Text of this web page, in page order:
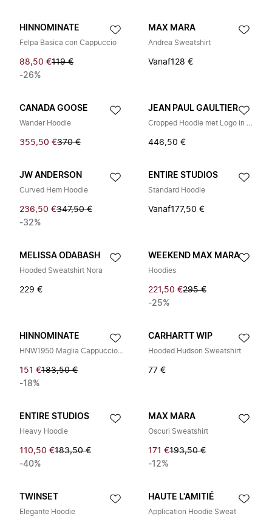
HINNOMINATE
Felpa Basica con Cappuccio
88,50 €119 €
-26%
MAX MARA
Andrea Sweatshirt
Vanaf128 €
CANADA GOOSE
Wander Hoodie
355,50 €370 €
JEAN PAUL GAULTIER
Cropped Hoodie met Logo in Reliëf
446,50 €
JW ANDERSON
Curved Hem Hoodie
236,50 €347,50 €
-32%
ENTIRE STUDIOS
Standard Hoodie
Vanaf177,50 €
MELISSA ODABASH
Hooded Sweatshirt Nora
229 €
WEEKEND MAX MARA
Hoodies
221,50 €295 €
-25%
HINNOMINATE
HNW1950 Maglia Cappuccio Raglan
151 €183,50 €
-18%
CARHARTT WIP
Hooded Hudson Sweatshirt
77 €
ENTIRE STUDIOS
Heavy Hoodie
110,50 €183,50 €
-40%
MAX MARA
Oscuri Sweatshirt
171 €193,50 €
-12%
TWINSET
Elegante Hoodie
HAUTE L'AMITIÉ
Application Hoodie Sweat